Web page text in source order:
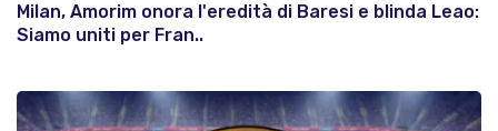
Milan, Amorim onora l'eredità di Baresi e blinda Leao:
Siamo uniti per Fran..